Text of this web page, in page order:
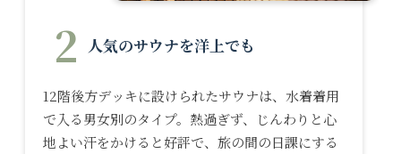
2 人気のサウナを洋上でも
12階後方デッキに設けられたサウナは、水着着用
で入る男女別のタイプ。熱過ぎず、じんわりと心
地よい汗をかけると好評で、旅の間の日課にする